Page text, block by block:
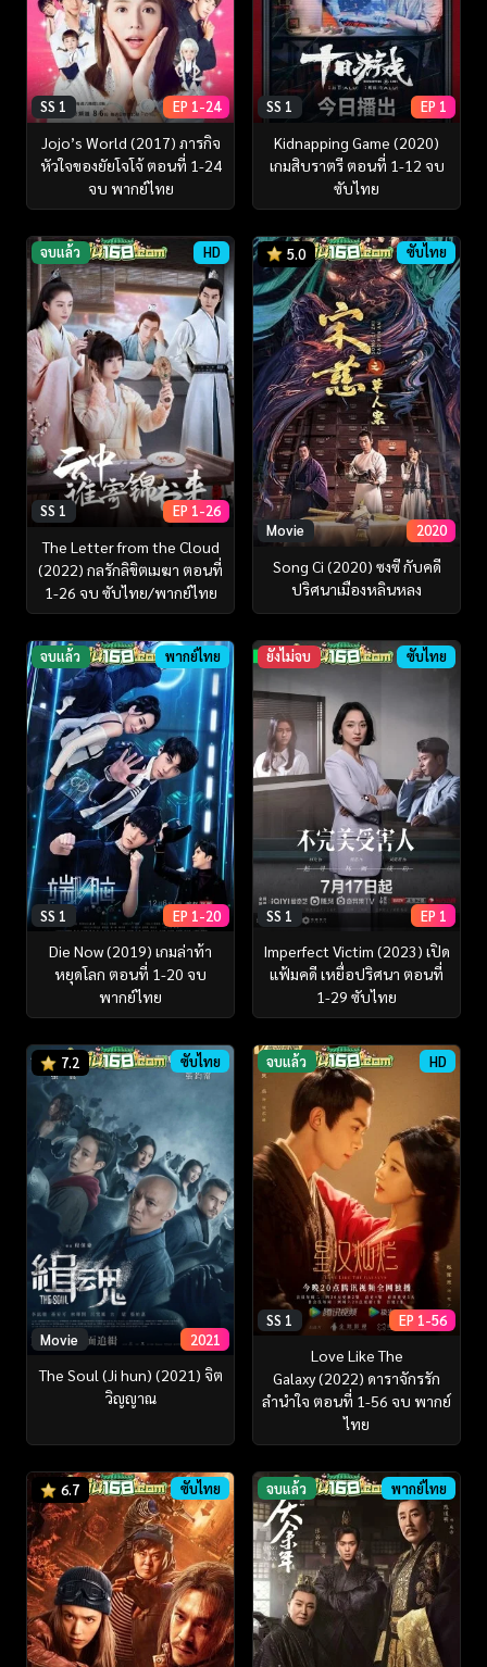
SS 1 EP 1-24
Jojo’s World (2017) ภารกิจ
หัวใจของยัยโจโจ้ ตอนที่ 1-24
จบ พากย์ไทย
SS 1 EP 1
Kidnapping Game (2020)
เกมสิบราตรี ตอนที่ 1-12 จบ
ซับไทย
จบแล้ว HD
SS 1 EP 1-26
The Letter from the Cloud
(2022) กลรักลิขิตเมฆา ตอนที่
1-26 จบ ซับไทย/พากย์ไทย
5.0 ซับไทย
Movie 2020
Song Ci (2020) ซงซี กับคดี
ปริศนาเมืองหลินหลง
จบแล้ว พากย์ไทย
SS 1 EP 1-20
Die Now (2019) เกมล่าท้า
หยุดโลก ตอนที่ 1-20 จบ
พากย์ไทย
ยังไม่จบ ซับไทย
SS 1 EP 1
Imperfect Victim (2023) เปิด
แฟ้มคดี เหยื่อปริศนา ตอนที่
1-29 ซับไทย
7.2 ซับไทย
Movie 2021
The Soul (Ji hun) (2021) จิต
วิญญาณ
จบแล้ว HD
SS 1 EP 1-56
Love Like The
Galaxy (2022) ดาราจักรรัก
ลำนำใจ ตอนที่ 1-56 จบ พากย์
ไทย
6.7 ซับไทย จบแล้ว พากย์ไทย